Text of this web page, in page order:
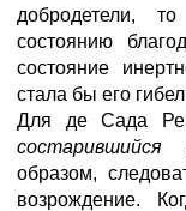
добродетели,
состоянию
состояние
стала бы его
Для де Сада
образом,
возрождение.